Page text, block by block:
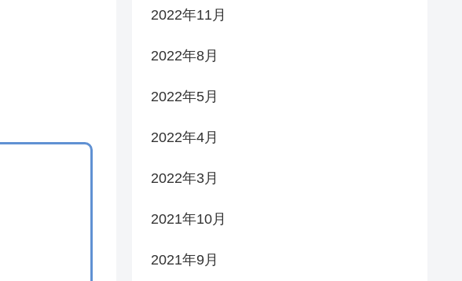
2022年11月
2022年8月
2022年5月
2022年4月
2022年3月
2021年10月
2021年9月